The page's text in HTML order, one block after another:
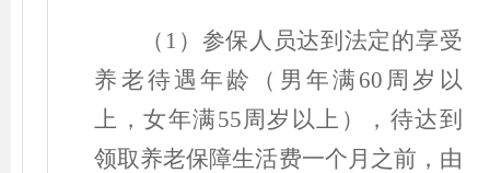
（ 1 ） 参保人员达到法定的享受
养老待遇年龄
（ 男年满60周岁以
上，女年满55周岁以上 ）
，待达到
领取养老保障生活费一个月之前，由